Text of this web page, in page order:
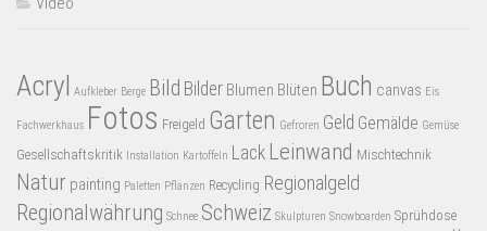
Acryl Aufkleber Berge Bild Bilder Blumen Blüten Buch canvas Eis
Fachwerkhaus Fotos Freigeld Garten Gefroren Geld Gemälde Gemüse
Gesellschaftskritik Installation Kartoffeln Lack Leinwand Mischtechnik
Natur painting Paletten Pflanzen Recycling Regionalgeld
Regionalwährung Schnee Schweiz Skulpturen Snowboarden Sprühdose